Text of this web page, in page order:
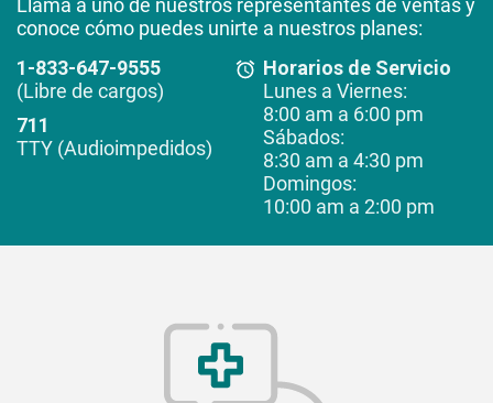
Llama a uno de nuestros representantes de ventas y
conoce cómo puedes unirte a nuestros planes:
1-833-647-9555
(Libre de cargos)
711
TTY (Audioimpedidos)
Horarios de Servicio
Lunes a Viernes:
8:00 am a 6:00 pm
Sábados:
8:30 am a 4:30 pm
Domingos:
10:00 am a 2:00 pm